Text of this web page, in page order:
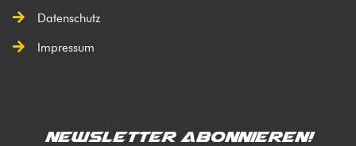
Datenschutz
Impressum
Newsletter abonnieren!